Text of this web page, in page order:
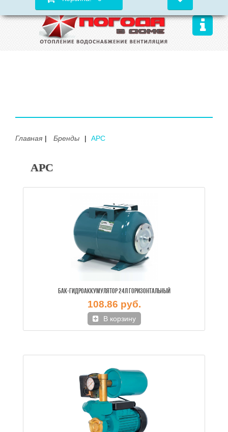
Главная Бренды APC
APC
БАК-ГИДРОАККУМУЛЯТОР 24Л ГОРИЗОНТАЛЬНЫЙ
108.86 руб.
В корзину